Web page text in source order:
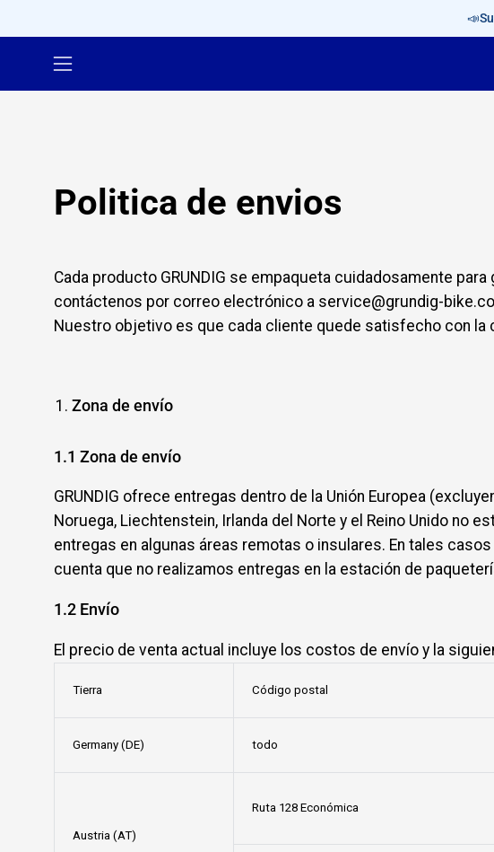
al
contenido
Abrir
Politica de envios
Cada producto GRUNDIG se empaqueta cuidadosamente
contáctenos por correo electrónico a service@grundig-
Nuestro objetivo es que cada cliente quede satisfecho con
Zona de envío
1.1 Zona de envío
GRUNDIG ofrece entregas dentro de la Unión Europea
Noruega, Liechtenstein, Irlanda del Norte y el Reino Unido no
entregas en algunas áreas remotas o insulares. En tales
cuenta que no realizamos entregas en la estación de
1.2 Envío
El precio de venta actual incluye los costos de envío y la
Tierra Código postal
Germany (DE) todo
Austria (AT)
Ruta 128 Económica